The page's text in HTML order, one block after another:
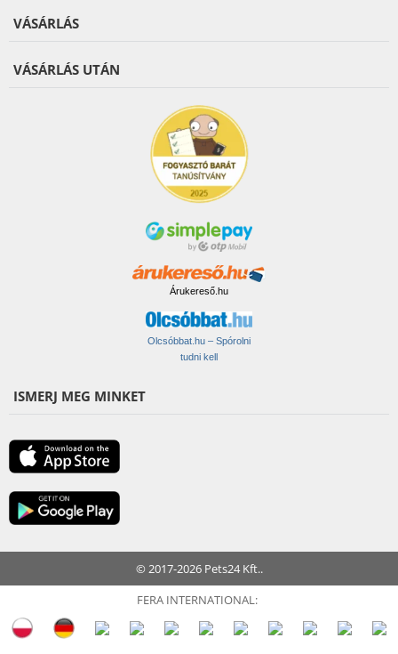
VÁSÁRLÁS
VÁSÁRLÁS UTÁN
Árukereső.hu
Olcsóbbat.hu – Spórolni
tudni kell
ISMERJ MEG MINKET
© 2017-2026 Pets24 Kft..
FERA INTERNATIONAL: